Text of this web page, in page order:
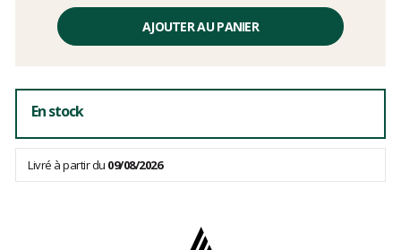
unitaire,
AJOUTER AU PANIER
En stock
Livré à partir du 09/08/2026